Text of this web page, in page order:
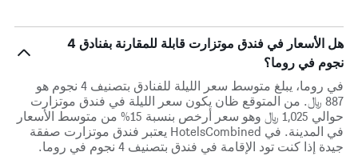
هل الأسعار في فندق موتزارت قابلة للمقارنة بفنادق 4
نجوم في روما؟
في روما، يبلغ متوسط ​​سعر الليلة للفنادق بتصنيف 4 نجوم هو
887 ﷼. من المتوقع ظان يكون سعر الليلة في فندق موتزارت
حوالي 1,025 ﷼ وهو سعر أرخص بنسبة 15% من متوسط الأسعار
في المدينة. في HotelsCombined يعتبر فندق موتزارت صفقة
جيدة إذا كنت تود الإقامة في فندق بتصنيف 4 نجوم في روما.